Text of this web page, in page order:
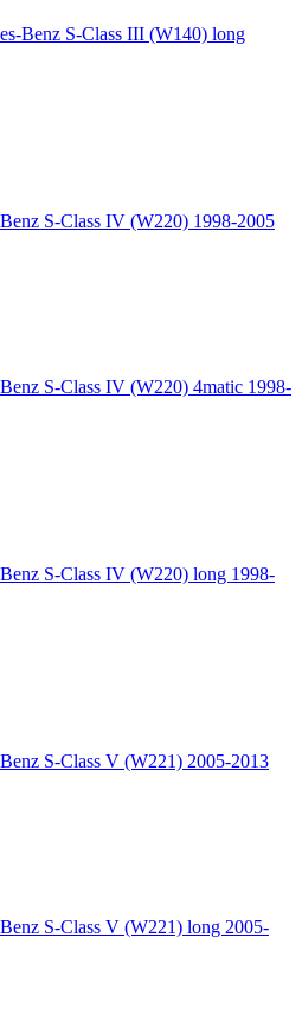
Benz S-Class III (W140) long
S-Class IV (W220) 1998-2005
S-Class IV (W220) 4matic 1998-
S-Class IV (W220) long 1998-
S-Class V (W221) 2005-2013
S-Class V (W221) long 2005-